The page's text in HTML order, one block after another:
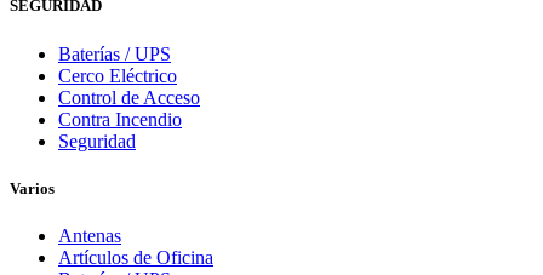
SEGURIDAD
Baterías / UPS
Cerco Eléctrico
Control de Acceso
Contra Incendio
Seguridad
Varios
Antenas
Artículos de Oficina